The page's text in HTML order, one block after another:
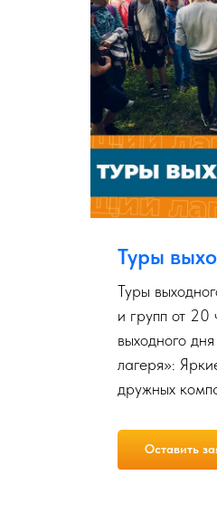
Туры
Туры
и групп от 20
выходного
лагеря»:
дружных
Оставить